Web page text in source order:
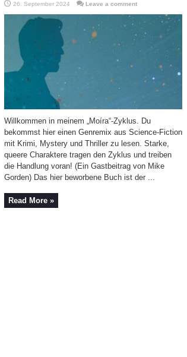
26. September 2024 Leave a comment
Willkommen in meinem „Moíra“-Zyklus. Du
bekommst hier einen Genremix aus Science-Fiction
mit Krimi, Mystery und Thriller zu lesen. Starke,
queere Charaktere tragen den Zyklus und treiben
die Handlung voran! (Ein Gastbeitrag von Mike
Gorden) Das hier beworbene Buch ist der ...
Read More »